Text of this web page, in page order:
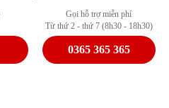
Gọi hỗ trợ miễn phí
Từ thứ 2 - thứ 7 (8h30 - 18h30)
0365 365 365